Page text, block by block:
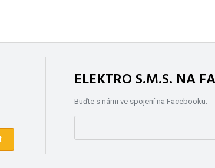
ELEKTRO S.M.S. NA
Buďte s námi ve spojení na Facebooku.